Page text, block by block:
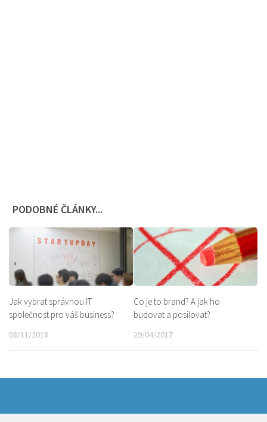
PODOBNÉ ČLÁNKY...
Jak vybrat správnou IT
společnost pro váš business?
08/11/2018
Co je to brand? A jak ho
budovat a posilovat?
29/04/2017